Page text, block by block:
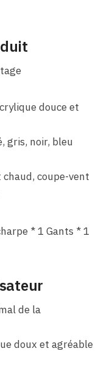
douce et
gris, noir, bleu
coupe-vent
* 1 Gants * 1
de la
doux et agréable